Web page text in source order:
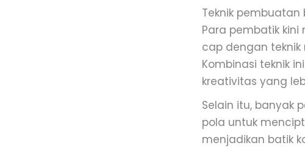
Teknik
Para pembatik
cap dengan
Kombinasi teknik
kreativitas yang
Selain itu, banyak
pola untuk
menjadikan batik